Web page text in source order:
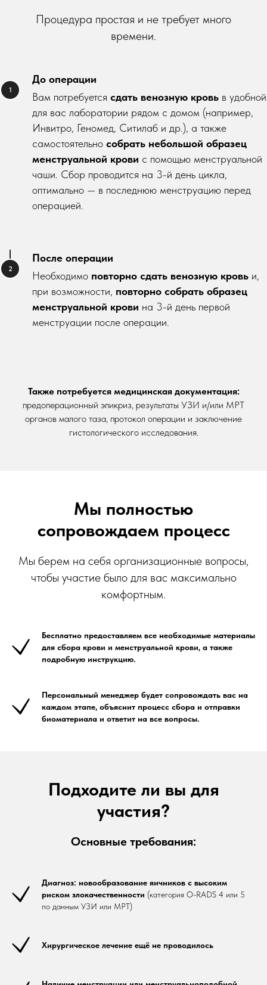
Процедура простая и не требует много
времени.
До операции
Вам потребуется сдать венозную кровь в удобной
для вас лаборатории рядом с домом (например,
Инвитро, Геномед, Ситилаб и др.), а также
самостоятельно собрать небольшой образец
менструальной крови с помощью менструальной
чаши. Сбор проводится на 3-й день цикла,
оптимально — в последнюю менструацию перед
операцией.
После операции
Необходимо повторно сдать венозную кровь и,
при возможности, повторно собрать образец
менструальной крови на 3-й день первой
менструации после операции.
Также потребуется медицинская документация:
предоперационный эпикриз, результаты УЗИ и/или МРТ
органов малого таза, протокол операции и заключение
гистологического исследования.
Мы полностью
сопровождаем процесс
Мы берем на себя организационные вопросы,
чтобы участие было для вас максимально
комфортным.
Бесплатно предоставляем все необходимые материалы
для сбора крови и менструальной крови, а также
подробную инструкцию.
Персональный менеджер будет сопровождать вас на
каждом этапе, объяснит процесс сбора и отправки
биоматериала и ответит на все вопросы.
Подходите ли вы для
участия?
Основные требования:
Диагноз: новообразование яичников с высоким
риском злокачественности (категория O-RADS 4 или 5
по данным УЗИ или МРТ)
Хирургическое лечение ещё не проводилось